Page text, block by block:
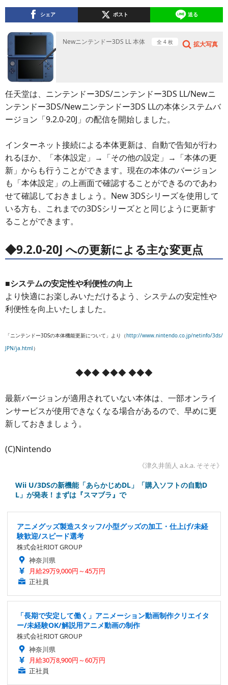
シェア ポスト 送る
Newニンテンドー3DS LL 本体 全 4 枚 拡大写真
任天堂は、ニンテンドー3DS/ニンテンドー3DS LL/Newニ
ンテンドー3DS/Newニンテンドー3DS LLの本体システムバ
ージョン「9.2.0-20J」の配信を開始しました。
インターネット接続による本体更新は、自動で告知が行わ
れるほか、「本体設定」→「その他の設定」→「本体の更
新」からも行うことができます。現在の本体のバージョン
も「本体設定」の上画面で確認することができるのであわ
せて確認しておきましょう。New 3DSシリーズを使用して
いる方も、これまでの3DSシリーズとと同じように更新す
ることができます。
◆9.2.0-20J への更新による主な変更点
■システムの安定性や利便性の向上
より快適にお楽しみいただけるよう、システムの安定性や
利便性を向上いたしました。
「ニンテンドー3DSの本体機能更新について」より（http://www.nintendo.co.jp/netinfo/3ds/
JPN/ja.html）
◆◆◆ ◆◆◆ ◆◆◆
最新バージョンが適用されていない本体は、一部オンライ
ンサービスが使用できなくなる場合があるので、早めに更
新しておきましょう。
(C)Nintendo
《津久井箇人 a.k.a. そそそ》
Wii U/3DSの新機能「あらかじめDL」「購入ソフトの自動D
L」が発表！まずは『スマブラ』で
アニメグッズ製造スタッフ/小型グッズの加工・仕上げ/未経
験歓迎/スピード選考
株式会社RIOT GROUP
神奈川県
月給29万9,000円～45万円
正社員
「長期で安定して働く」アニメーション動画制作クリエイタ
ー/未経験OK/解説用アニメ動画の制作
株式会社RIOT GROUP
神奈川県
月給30万8,900円～60万円
正社員